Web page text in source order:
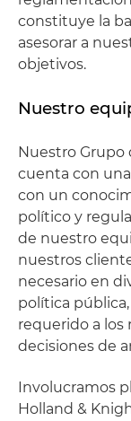
constituye la
asesorar a
objetivos.
Nuestro
Nuestro Grupo
cuenta con
con un
político y
de nuestro
nuestros
necesario en
política
requerido a los
decisiones de
Involucramos
Holland &